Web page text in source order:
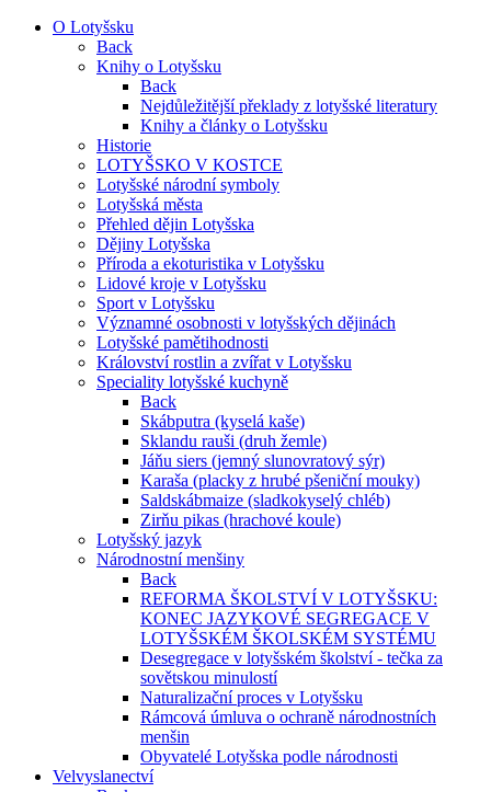
O Lotyšsku
Back
Knihy o Lotyšsku
Back
Nejdůležitější překlady z lotyšské literatury
Knihy a články o Lotyšsku
Historie
LOTYŠSKO V KOSTCE
Lotyšské národní symboly
Lotyšská města
Přehled dějin Lotyšska
Dějiny Lotyšska
Příroda a ekoturistika v Lotyšsku
Lidové kroje v Lotyšsku
Sport v Lotyšsku
Významné osobnosti v lotyšských dějinách
Lotyšské pamětihodnosti
Království rostlin a zvířat v Lotyšsku
Speciality lotyšské kuchyně
Back
Skábputra (kyselá kaše)
Sklandu rauši (druh žemle)
Jáňu siers (jemný slunovratový sýr)
Karaša (placky z hrubé pšeniční mouky)
Saldskábmaize (sladkokyselý chléb)
Zirňu pikas (hrachové koule)
Lotyšský jazyk
Národnostní menšiny
Back
REFORMA ŠKOLSTVÍ V LOTYŠSKU:
KONEC JAZYKOVÉ SEGREGACE V
LOTYŠSKÉM ŠKOLSKÉM SYSTÉMU
Desegregace v lotyšském školství - tečka za
sovětskou minulostí
Naturalizační proces v Lotyšsku
Rámcová úmluva o ochraně národnostních
menšin
Obyvatelé Lotyšska podle národnosti
Velvyslanectví